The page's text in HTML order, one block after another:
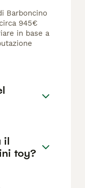
Barboncino
945€
in base a
il
toy?